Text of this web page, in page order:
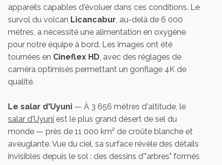
appareils capables d'évoluer dans ces conditions. Le
survol du volcan Licancabur, au-delà de 6 000
mètres, a nécessité une alimentation en oxygène
pour notre équipe à bord. Les images ont été
tournées en Cineflex HD, avec des réglages de
caméra optimisés permettant un gonflage 4K de
qualité.
Le salar d'Uyuni — À 3 656 mètres d'altitude, le
salar d'Uyuni est le plus grand désert de sel du
monde — près de 11 000 km² de croûte blanche et
aveuglante. Vue du ciel, sa surface révèle des détails
invisibles depuis le sol : des dessins d'"arbres" formés